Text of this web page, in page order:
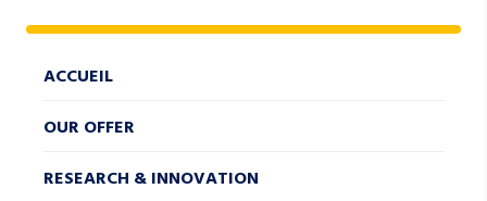
ACCUEIL
OUR OFFER
RESEARCH & INNOVATION